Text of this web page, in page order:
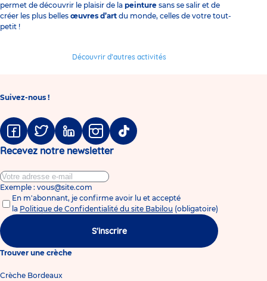
permet de découvrir le plaisir de la peinture sans se salir et de
créer les plus belles œuvres d’art du monde, celles de votre tout-
petit !
Découvrir d’autres activités
Suivez-nous !
FacebookTwitter LinkedinInstagramTiktok
Recevez notre newsletter
Exemple : vous@site.com
En m'abonnant, je confirme avoir lu et accepté
la Politique de Confidentialité du site Babilou (obligatoire)
S'inscrire
Trouver une crèche
Crèche Bordeaux